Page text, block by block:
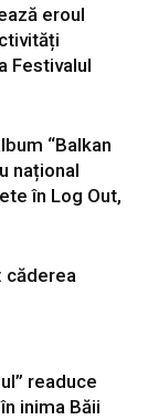
eroul
Festivalul
“Balkan
național
în Log Out,
căderea
readuce
inima Băii